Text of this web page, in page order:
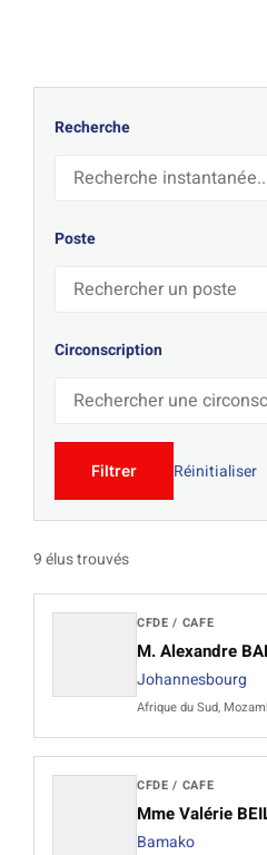
Recherche
Poste
Circonscription
Filtrer Réinitialiser
9 élus trouvés
CFDE / CAFE
M. Alexandre
Johannesbourg
Afrique du Sud,
CFDE / CAFE
Mme Valérie
Bamako